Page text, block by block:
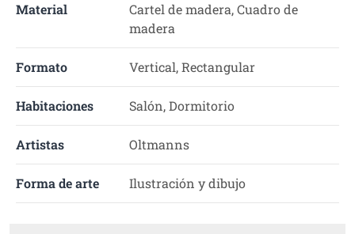
Material
Cartel de madera, Cuadro de
madera
Formato Vertical, Rectangular
Habitaciones Salón, Dormitorio
Artistas Oltmanns
Forma de arte Ilustración y dibujo